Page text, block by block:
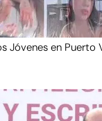
Jóvenes en Puerto